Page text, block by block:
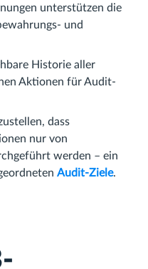
unterstützen die
und
Historie aller
Aktionen für Audit-
dass
nur von
werden – ein
Audit-Ziele.